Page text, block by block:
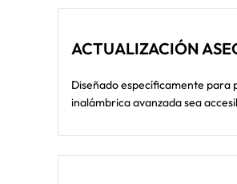
ACTUALIZACIÓN
Diseñado específicamente para
inalámbrica avanzada sea